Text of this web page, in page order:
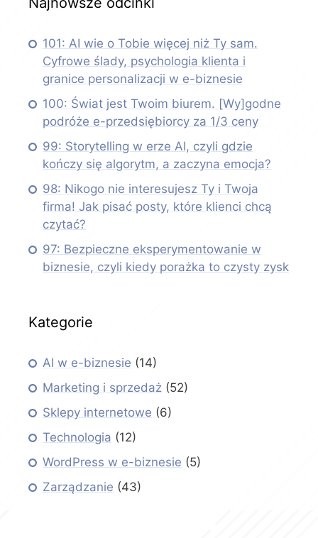
101: AI wie o Tobie więcej niż Ty sam.
Cyfrowe ślady, psychologia klienta i
granice personalizacji w e-biznesie
100: Świat jest Twoim biurem. [Wy]godne
podróże e-przedsiębiorcy za 1/3 ceny
99: Storytelling w erze AI, czyli gdzie
kończy się algorytm, a zaczyna emocja?
98: Nikogo nie interesujesz Ty i Twoja
firma! Jak pisać posty, które klienci chcą
czytać?
97: Bezpieczne eksperymentowanie w
biznesie, czyli kiedy porażka to czysty zysk
Kategorie
AI w e-biznesie (14)
Marketing i sprzedaż (52)
Sklepy internetowe (6)
Technologia (12)
WordPress w e-biznesie (5)
Zarządzanie (43)